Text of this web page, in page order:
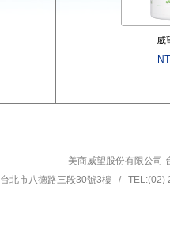
威
美商威望股份有限公司
台北市八德路三段30號3樓 /